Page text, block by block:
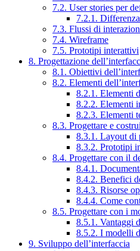
7.2. User stories per
7.2.1.
7.3. Flussi di
7.4. Wireframe
7.5. Prototipi interattivi
8. Progettazione
8.1. Obiettivi
8.2. Elementi
8.2.1. Elementi
8.2.2. Elementi
8.2.3. Elementi
8.3. Progettare e
8.3.1. Layout di
8.3.2. Prototipi
8.4. Progettare con il
8.4.1.
8.4.2. Benefici
8.4.3. Risorse
8.4.4. Come
8.5. Progettare con i
8.5.1. Vantaggi
8.5.2. I modelli
9. Sviluppo dell’interfaccia